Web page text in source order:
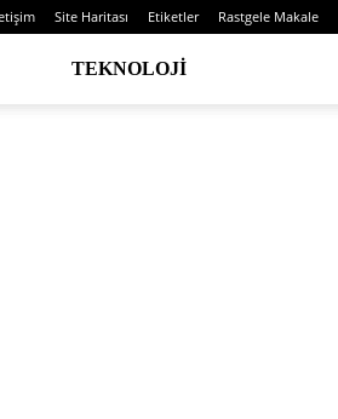
Site Haritası Etiketler Rastgele Makale
TEKNOLOJI